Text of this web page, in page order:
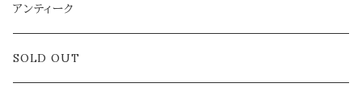
アクセサリー
ラグ
アンティーク
SOLD OUT